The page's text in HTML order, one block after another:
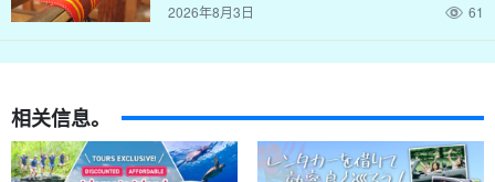
2026年8月3日 61
相关信息。